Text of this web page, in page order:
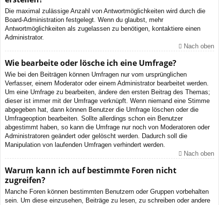
Die maximal zulässige Anzahl von Antwortmöglichkeiten wird durch die
Board-Administration festgelegt. Wenn du glaubst, mehr
Antwortmöglichkeiten als zugelassen zu benötigen, kontaktiere einen
Administrator.
Nach oben
Wie bearbeite oder lösche ich eine Umfrage?
Wie bei den Beiträgen können Umfragen nur vom ursprünglichen
Verfasser, einem Moderator oder einem Administrator bearbeitet werden.
Um eine Umfrage zu bearbeiten, ändere den ersten Beitrag des Themas;
dieser ist immer mit der Umfrage verknüpft. Wenn niemand eine Stimme
abgegeben hat, dann können Benutzer die Umfrage löschen oder die
Umfrageoption bearbeiten. Sollte allerdings schon ein Benutzer
abgestimmt haben, so kann die Umfrage nur noch von Moderatoren oder
Administratoren geändert oder gelöscht werden. Dadurch soll die
Manipulation von laufenden Umfragen verhindert werden.
Nach oben
Warum kann ich auf bestimmte Foren nicht
zugreifen?
Manche Foren können bestimmten Benutzern oder Gruppen vorbehalten
sein. Um diese einzusehen, Beiträge zu lesen, zu schreiben oder andere